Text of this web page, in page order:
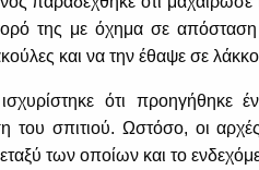
της με όχημα σε
και να την έθαψε σε λάκκο
ότι
του σπιτιού. Ωστόσο, οι
των οποίων και το